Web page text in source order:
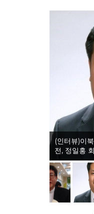
(인터뷰)이
전, 정일홍